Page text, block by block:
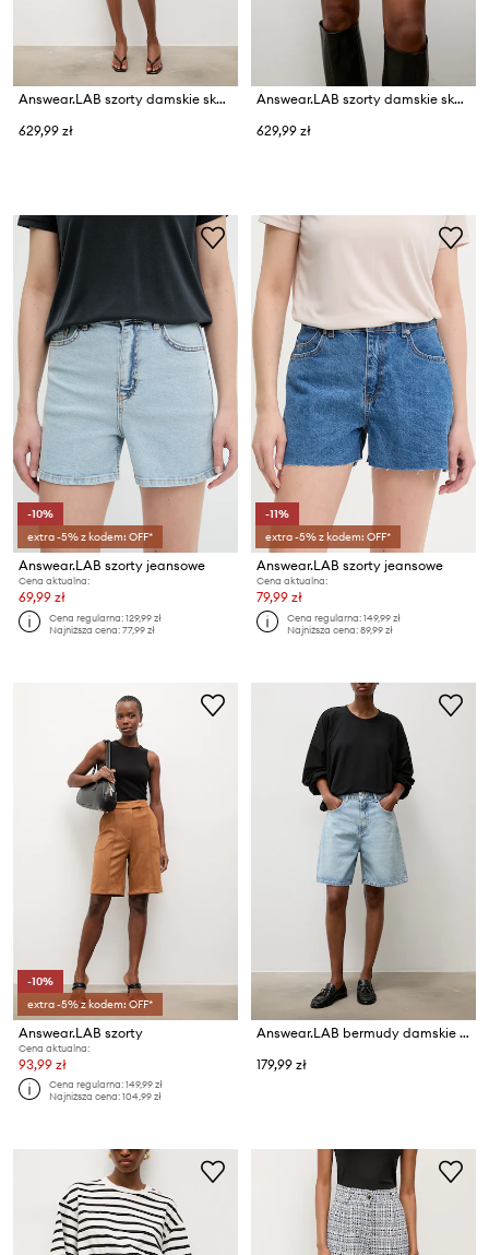
Answear.LAB szorty damskie skórzane EIRA
629,99 zł
Answear.LAB szorty damskie skórzane EIRA
629,99 zł
-10%
extra -5% z kodem: OFF*
Answear.LAB szorty jeansowe
Cena aktualna:
69,99 zł
Cena regularna:129,99 zł
Najniższa cena:77,99 zł
-11%
extra -5% z kodem: OFF*
Answear.LAB szorty jeansowe
Cena aktualna:
79,99 zł
Cena regularna:149,99 zł
Najniższa cena:89,99 zł
-10%
extra -5% z kodem: OFF*
Answear.LAB szorty
Cena aktualna:
93,99 zł
Cena regularna:149,99 zł
Najniższa cena:104,99 zł
Answear.LAB bermudy damskie jeansowe
179,99 zł